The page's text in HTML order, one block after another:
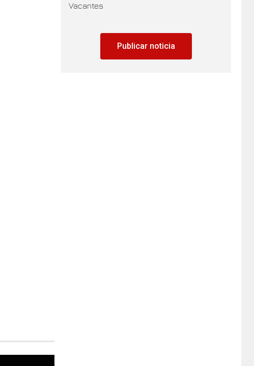
Vacantes
Publicar noticia